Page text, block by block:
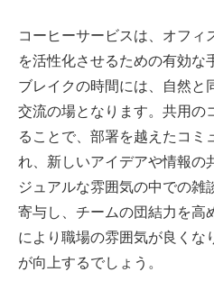
コーヒーサービスは、オフィ
を活性化させるための有効な
ブレイクの時間には、自然と
交流の場となります。共用の
ることで、部署を越えたコミ
れ、新しいアイデアや情報の
ジュアルな雰囲気の中での雑
寄与し、チームの団結力を高
により職場の雰囲気が良くな
が向上するでしょう。